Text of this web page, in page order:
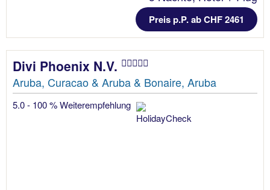
Preis p.P. ab CHF 2461
Divi Phoenix N.V.
Aruba, Curacao & Aruba & Bonaire, Aruba
5.0 - 100 % Weiterempfehlung